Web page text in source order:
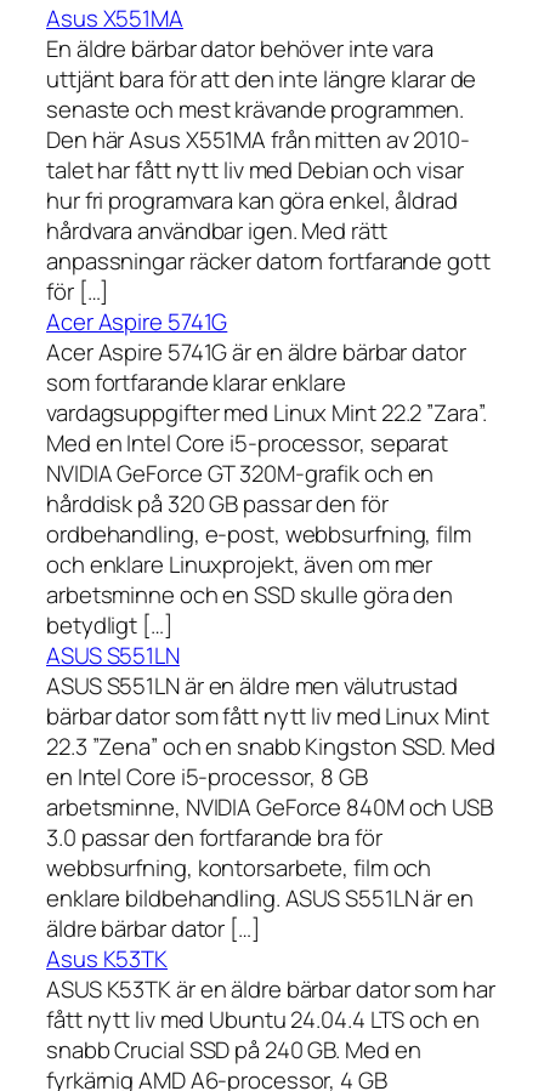
Asus X551MA
En äldre bärbar dator behöver inte vara
uttjänt bara för att den inte längre klarar de
senaste och mest krävande programmen.
Den här Asus X551MA från mitten av 2010-
talet har fått nytt liv med Debian och visar
hur fri programvara kan göra enkel, åldrad
hårdvara användbar igen. Med rätt
anpassningar räcker datorn fortfarande gott
för […]
Acer Aspire 5741G
Acer Aspire 5741G är en äldre bärbar dator
som fortfarande klarar enklare
vardagsuppgifter med Linux Mint 22.2 ”Zara”.
Med en Intel Core i5-processor, separat
NVIDIA GeForce GT 320M-grafik och en
hårddisk på 320 GB passar den för
ordbehandling, e-post, webbsurfning, film
och enklare Linuxprojekt, även om mer
arbetsminne och en SSD skulle göra den
betydligt […]
ASUS S551LN
ASUS S551LN är en äldre men välutrustad
bärbar dator som fått nytt liv med Linux Mint
22.3 ”Zena” och en snabb Kingston SSD. Med
en Intel Core i5-processor, 8 GB
arbetsminne, NVIDIA GeForce 840M och USB
3.0 passar den fortfarande bra för
webbsurfning, kontorsarbete, film och
enklare bildbehandling. ASUS S551LN är en
äldre bärbar dator […]
Asus K53TK
ASUS K53TK är en äldre bärbar dator som har
fått nytt liv med Ubuntu 24.04.4 LTS och en
snabb Crucial SSD på 240 GB. Med en
fyrkärnig AMD A6-processor, 4 GB